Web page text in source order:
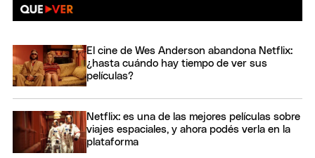
El cine de Wes Anderson abandona Netflix:
¿hasta cuándo hay tiempo de ver sus
películas?
Netflix: es una de las mejores películas sobre
viajes espaciales, y ahora podés verla en la
plataforma